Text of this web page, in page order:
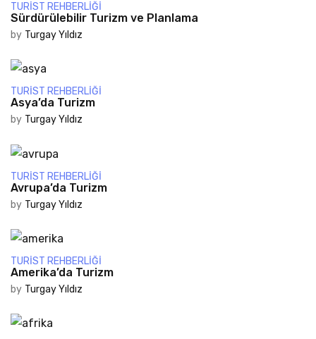
TURIST REHBERLIĞI
Sürdürülebilir Turizm ve Planlama
by Turgay Yıldız
TURIST REHBERLIĞI
Asya’da Turizm
by Turgay Yıldız
TURIST REHBERLIĞI
Avrupa’da Turizm
by Turgay Yıldız
TURIST REHBERLIĞI
Amerika’da Turizm
by Turgay Yıldız